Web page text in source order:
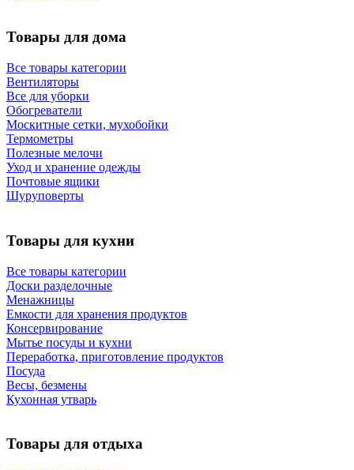
Товары для дома
Все товары категории
Вентиляторы
Все для уборки
Обогреватели
Москитные сетки, мухобойки
Термометры
Полезные мелочи
Уход и хранение одежды
Почтовые ящики
Шуруповерты
Товары для кухни
Все товары категории
Доски разделочные
Менажницы
Емкости для хранения продуктов
Консервирование
Мытье посуды и кухни
Переработка, приготовление продуктов
Посуда
Весы, безмены
Кухонная утварь
Товары для отдыха